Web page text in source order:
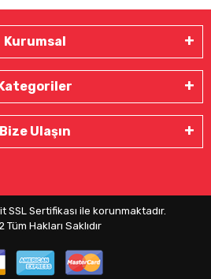
Kurumsal
Bize Ulaşın
SSL Sertifikası ile korunmaktadır.
Tüm Hakları Saklıdır